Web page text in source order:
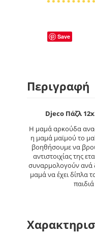
Save
Περιγραφή
Djeco Πάζλ
Η μαμά αρκούδα
η μαμά μαϊμού το
βοηθήσουμε να
αντιστοιχίας της
συναρμολογούν ανά
μαμά να έχει δίπλα